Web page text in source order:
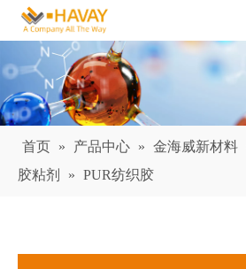
首页 » 产品中心 » 金海威新材料
胶粘剂
» PUR纺织胶